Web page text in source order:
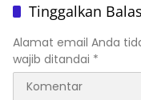
Tinggalkan
Alamat email Anda
wajib ditandai *